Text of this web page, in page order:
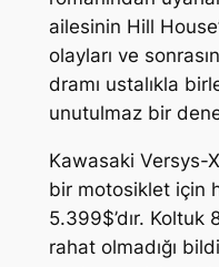
ailesinin Hill
olayları ve
dramı ustalıkla
unutulmaz bir
Kawasaki Versys-
bir motosiklet için
5.399$’dır.
rahat olmadığı